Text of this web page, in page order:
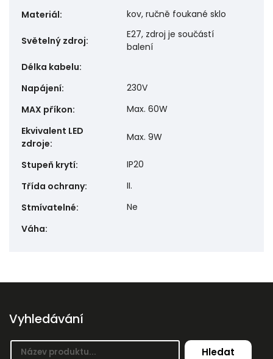
Materiál: kov, ručně foukané sklo
Světelný zdroj:
E27, zdroj je součástí
balení
Délka kabelu:
Napájení:
230V
MAX příkon:
Max. 60W
Ekvivalent LED
zdroje:
Max. 9W
Stupeň krytí:
IP20
Třída ochrany:
II.
Stmívatelné:
Ne
Váha:
Vyhledávání
Hledat